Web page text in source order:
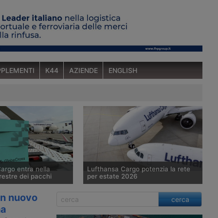
K44 AZIENDE ENGLISH
entra nella
dei pacchi
crea una
dedicata
nata
Lufthansa Cargo potenzia la rete
per estate 2026
Con l’entrata in vigore dell’orario
estivo 2026, Lufthansa Cargo amplia
nuovo
cerca